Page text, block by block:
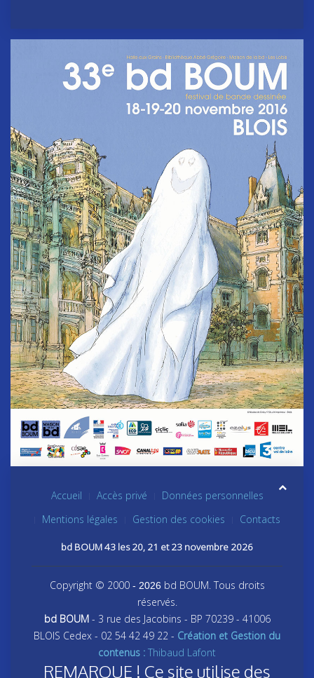
Accueil Accès privé
Données personnelles
Mentions légales
Gestion des cookies Contacts
bd BOUM 43 les 20, 21 et 23 novembre 2026
Copyright © 2000- 2026 bd BOUM. Tous droits
réservés.
bd BOUM- 3 rue des Jacobins - BP 70239 - 41006
BLOIS Cedex - 02 54 42 49 22 - Création et Gestion du
contenus : Thibaud Lafont
REMARQUE ! Ce site utilise des